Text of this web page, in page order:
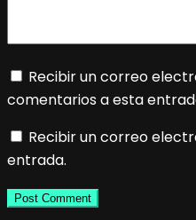
Recibir un correo
comentarios a esta
Recibir un correo
entrada.